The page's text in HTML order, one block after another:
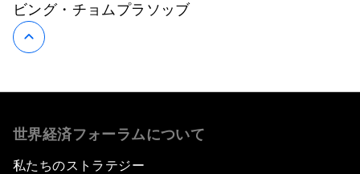
ビング・チョムプラソッブ
世界経済フォーラムについて
私たちのストラテジー